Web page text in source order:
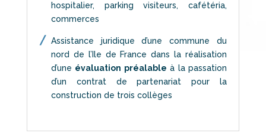
hospitalier, parking visiteurs, cafétéria,
commerces
Assistance juridique d’une commune du
nord de l’Ile de France dans la réalisation
d’une évaluation préalable à la passation
d’un contrat de partenariat pour la
construction de trois collèges